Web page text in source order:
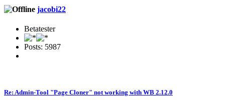
jacobi22
Betatester
Posts: 5987
Re: Admin-Tool "Page Cloner" not working with WB 2.12.0